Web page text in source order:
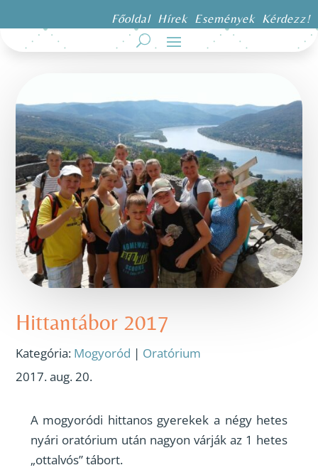
Főoldal Hírek Események Kérdezz!
Hittantábor 2017
Kategória: Mogyoród | Oratórium
2017. aug. 20.
A mogyoródi hittanos gyerekek a négy hetes
nyári oratórium után nagyon várják az 1 hetes
„ottalvós” tábort.